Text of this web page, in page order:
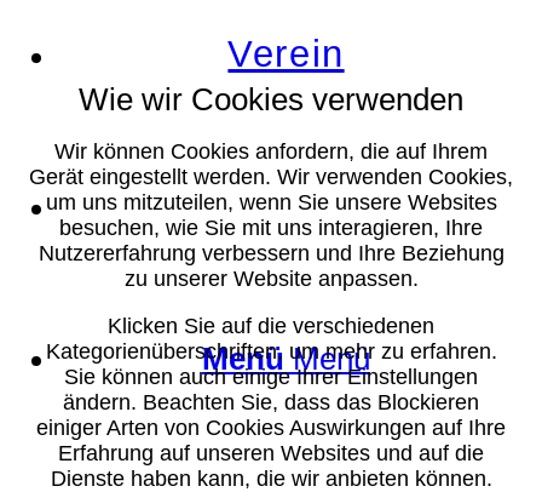
Verein
Suche
Menü Menü
Wie wir Cookies verwenden
Wir können Cookies anfordern, die auf Ihrem
Gerät eingestellt werden. Wir verwenden Cookies,
um uns mitzuteilen, wenn Sie unsere Websites
besuchen, wie Sie mit uns interagieren, Ihre
Nutzererfahrung verbessern und Ihre Beziehung
zu unserer Website anpassen.
Klicken Sie auf die verschiedenen
Kategorienüberschriften, um mehr zu erfahren.
Sie können auch einige Ihrer Einstellungen
ändern. Beachten Sie, dass das Blockieren
einiger Arten von Cookies Auswirkungen auf Ihre
Erfahrung auf unseren Websites und auf die
Dienste haben kann, die wir anbieten können.